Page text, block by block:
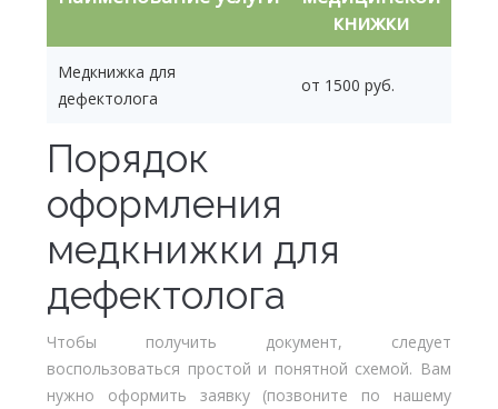
книжки
Медкнижка для
дефектолога
от 1500 руб.
Порядок
оформления
медкнижки для
дефектолога
Чтобы получить документ, следует
воспользоваться простой и понятной схемой. Вам
нужно оформить заявку (позвоните по нашему